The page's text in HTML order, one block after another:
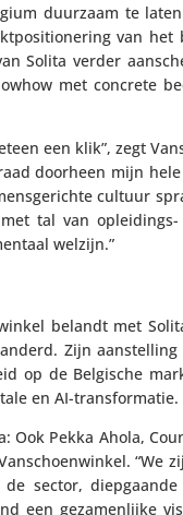
duurzaam te
van
Solita verder
met concrete
een klik”, zegt
doorheen mijn
cultuur
tal van
welzijn.”
belandt met
Zijn
op de Belgische
en AI-transformatie.
Ook Pekka Ahola,
“We
sector,
een geza­men­lijke